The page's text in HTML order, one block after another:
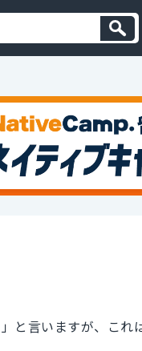
と言いますが、これ